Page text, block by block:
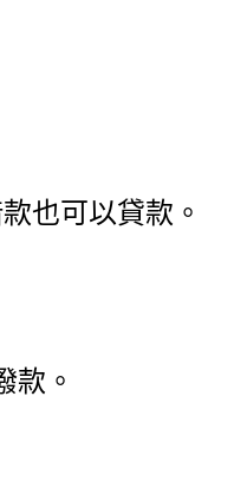
也可以貸款。
款。